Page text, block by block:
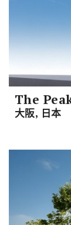
The
大阪, 日本